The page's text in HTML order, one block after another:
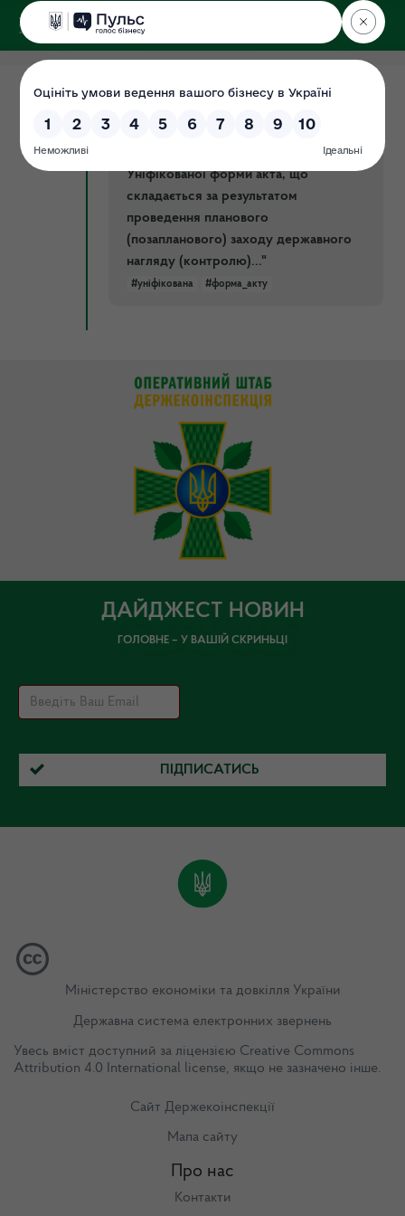
ДЕРЖЕКОІНСПЕКЦІЯ
у Харківській області
07.10.2019
Документ
енергетики та захисту довкілля
Уніфікованої форми акта, що
складається за результатом
проведення планового
(позапланового) заходу державного
нагляду (контролю)..."
#уніфікована #форма_акту
ДАЙДЖЕСТ НОВИН
ГОЛОВНЕ – У ВАШІЙ СКРИНЬЦІ
ПІДПИСАТИСЬ
Міністерство економіки та довкілля України
Державна система електронних звернень
Увесь вміст доступний за ліцензією Creative Commons
Attribution 4.0 International license, якщо не зазначено інше.
Сайт Держекоінспекції
Мапа сайту
Про нас
Контакти